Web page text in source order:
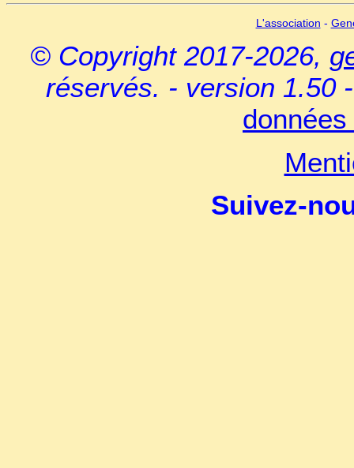
L'association -
© Copyright 2017-2026,
réservés. - version 1.50
Suivez-